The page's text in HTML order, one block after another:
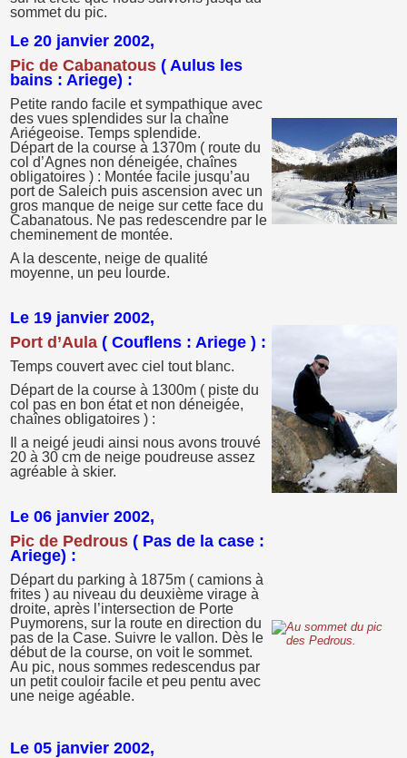
sommet du pic.
Le 20 janvier 2002,
Pic de Cabanatous ( Aulus les
bains : Ariege) :
Petite rando facile et sympathique avec
des vues splendides sur la chaîne
Ariégeoise. Temps splendide.
Départ de la course à 1370m ( route du
col d’Agnes non déneigée, chaînes
obligatoires ) : Montée facile jusqu’au
port de Saleich puis ascension avec un
gros manque de neige sur cette face du
Cabanatous. Ne pas redescendre par le
cheminement de montée.
A la descente, neige de qualité
moyenne, un peu lourde.
Le 19 janvier 2002,
Port d’Aula ( Couflens : Ariege ) :
Temps couvert avec ciel tout blanc.
Départ de la course à 1300m ( piste du
col pas en bon état et non déneigée,
chaînes obligatoires ) :
Il a neigé jeudi ainsi nous avons trouvé
20 à 30 cm de neige poudreuse assez
agréable à skier.
Le 06 janvier 2002,
Pic de Pedrous ( Pas de la case :
Ariege) :
Départ du parking à 1875m ( camions à
frites ) au niveau du deuxième virage à
droite, après l’intersection de Porte
Puymorens, sur la route en direction du
pas de la Case. Suivre le vallon. Dès le
début de la course, on voit le sommet.
Au pic, nous sommes redescendus par
un petit couloir facile et peu pentu avec
une neige agéable.
Le 05 janvier 2002,